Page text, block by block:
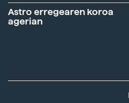
Astro erregearen koroa
agerian